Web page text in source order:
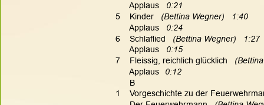
      Applaus
0:21
5    Kinder (Bettina Wegner)   1:40
      Applaus
0:24
6    Schlaflied (Bettina Wegner)   1:27
      Applaus
0:15
7    Fleissig, reichlich glücklich
      Applaus
0:12
      B
1    Vorgeschichte zu der